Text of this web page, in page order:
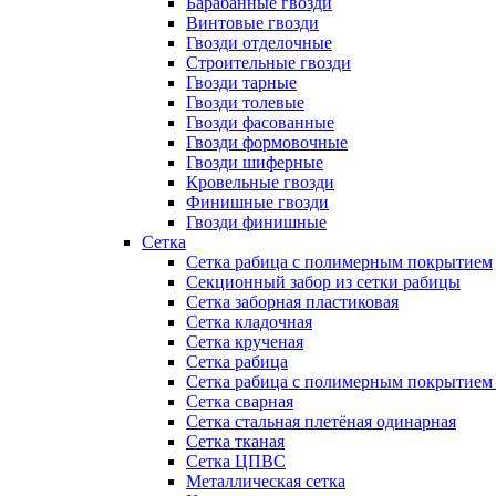
Винтовые гвозди
Гвозди отделочные
Строительные гвозди
Гвозди тарные
Гвозди толевые
Гвозди фасованные
Гвозди формовочные
Гвозди шиферные
Кровельные гвозди
Финишные гвозди
Гвозди финишные
Сетка
Сетка рабица с полимерным покрытием
Секционный забор из сетки рабицы
Сетка заборная пластиковая
Сетка кладочная
Сетка крученая
Сетка рабица
Сетка рабица с полимерным покрытием
Сетка сварная
Сетка стальная плетёная одинарная
Сетка тканая
Сетка ЦПВС
Металлическая сетка